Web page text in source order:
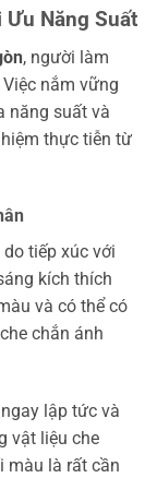
Ưu Năng Suất
, người làm
nắm vững
năng suất và
thực tiễn từ
tiếp xúc với
kích thích
và có thể có
chắn ánh
lập tức và
vật liệu che
màu là rất cần